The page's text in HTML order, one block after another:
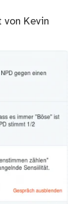
von Kevin